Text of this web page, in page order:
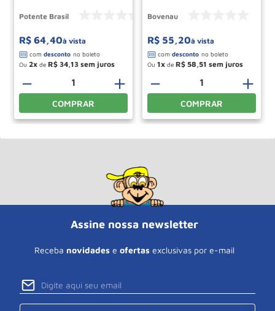
Potente Brasil
R$ 64,40à vista
Ou 2 de R$ 34 13
＋
－
COMPRAR
Bovenau
R$ 55,20à vista
Ou 1 de R$ 58 51
＋
－
COMPRAR
Assine nossa newsletter
Receba novidades e ofertas exclusivas por e-mail